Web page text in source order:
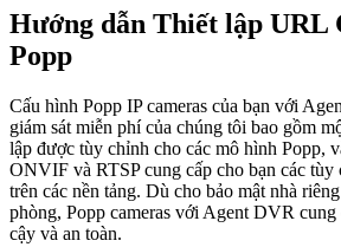
Hướng dẫn Thiết lập URL
Popp
Cấu hình Popp IP cameras của bạn với
giám sát miễn phí của chúng tôi bao gồm
lập được tùy chỉnh cho các mô hình Popp,
ONVIF và RTSP cung cấp cho bạn các
trên các nền tảng. Dù cho bảo mật nhà
phòng, Popp cameras với Agent DVR cung
cậy và an toàn.